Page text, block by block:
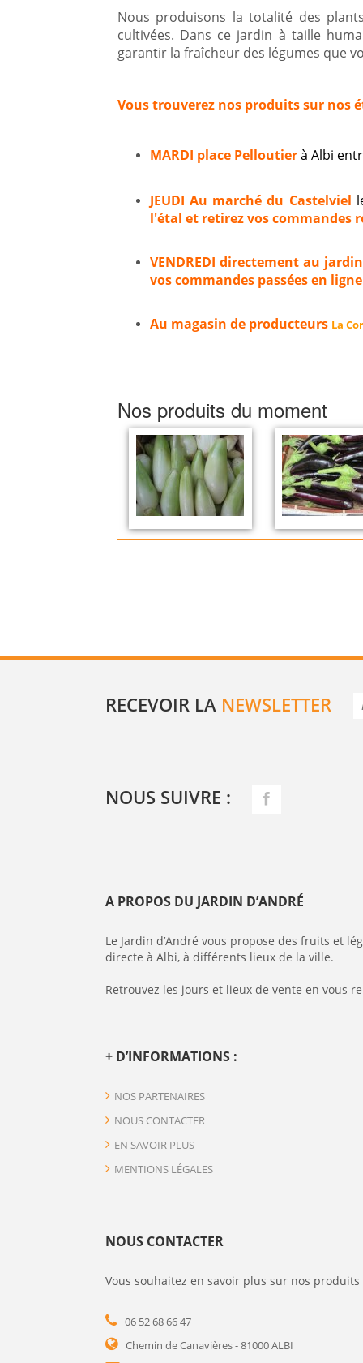
Nous produisons la totalité des
cultivées. Dans ce jardin à taille
garantir la fraîcheur des légumes que
Vous trouverez nos produits sur nos
MARDI place Pelloutierà Albi
JEUDI Au marché du Castelviel
l'étal et retirez vos commandes
VENDREDI directement au
vos commandes passées en ligne
Au magasin de producteurs La
Nos produits du moment
RECEVOIR LA NEWSLETTER
NOUS SUIVRE :
A PROPOS DU JARDIN D’ANDRÉ
Le Jardin d’André vous propose des fruits et
directe à Albi, à différents lieux de la ville.
Retrouvez les jours et lieux de vente en vous
+ D’INFORMATIONS :
NOS PARTENAIRES
NOUS CONTACTER
EN SAVOIR PLUS
MENTIONS LÉGALES
NOUS CONTACTER
Vous souhaitez en savoir plus sur nos
06 52 68 66 47
Chemin de Canavières - 81000 ALBI